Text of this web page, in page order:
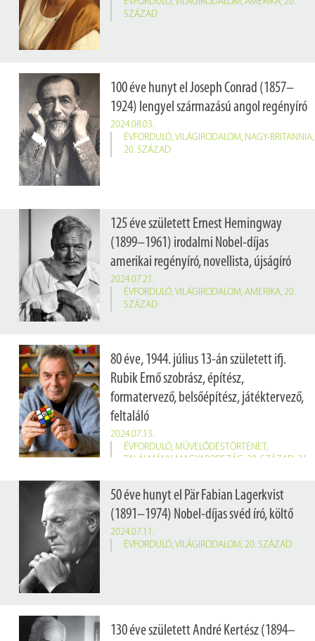
SZÁZAD
100 éve hunyt el Joseph Conrad (1857–
1924) lengyel származású angol regényíró
2024.08.03.
ÉVFORDULÓ, VILÁGIRODALOM, NAGY-BRITANNIA,
20. SZÁZAD
125 éve született Ernest Hemingway
(1899–1961) irodalmi Nobel-díjas
amerikai regényíró, novellista, újságíró
2024.07.21.
ÉVFORDULÓ, VILÁGIRODALOM, AMERIKA, 20.
SZÁZAD
80 éve, 1944. július 13-án született ifj.
Rubik Ernő szobrász, építész,
formatervező, belsőépítész, játéktervező,
feltaláló
2024.07.13.
ÉVFORDULÓ, MŰVELŐDÉSTÖRTÉNET,
TALÁLMÁNY, MAGYARORSZÁG 20. SZÁZAD 21.
50 éve hunyt el Pär Fabian Lagerkvist
(1891–1974) Nobel-díjas svéd író, költő
2024.07.11.
ÉVFORDULÓ, VILÁGIRODALOM, 20. SZÁZAD
130 éve született André Kertész (1894–